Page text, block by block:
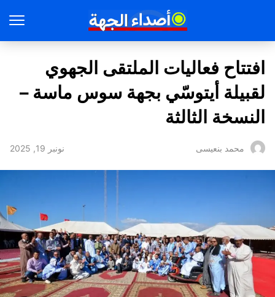
افتتاح فعاليات الملتقى الجهوي
لقبيلة أيتوسّي بجهة سوس ماسة –
النسخة الثالثة
محمد بنعيسى نونبر 19, 2025